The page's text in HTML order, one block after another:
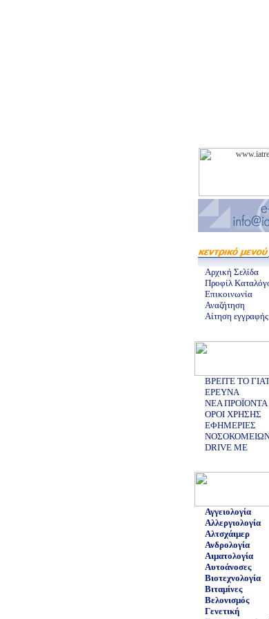
Αρχική Σελίδα
Προφίλ
Επικοινωνία
Αναζήτηση
Αίτηση εγγραφής
ΒΡΕΙΤΕ ΤΟ
ΕΡΕΥΝΑ
ΝΕΑ ΠΡΟΪΟΝΤΑ
ΟΡΟΙ ΧΡΗΣΗΣ
ΕΦΗΜΕΡΙΕΣ
DRIVE ME
Αγγειολογία
Αλλεργιολογία
Αλτσχάιμερ
Ανδρολογία
Αιματολογία
Αυτοάνοσες
Βιοτεχνολογία
Βιταμίνες
Βελονισμός
Γενετική